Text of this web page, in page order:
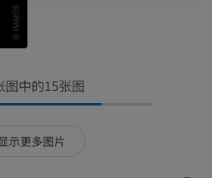
图中的15张图
显示更多图片